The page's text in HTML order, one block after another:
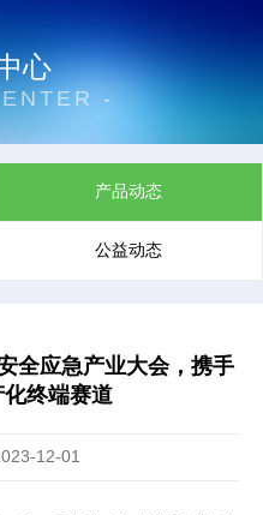
心
-
产品动态
公益动态
全应急产业大会，携手
终端赛道
12-01